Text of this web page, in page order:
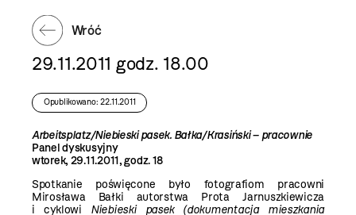
Wróć
29.11.2011 godz. 18.00
Opublikowano: 22.11.2011
Arbeitsplatz/Niebieski pasek. Bałka/Krasiński – pracownie
Panel dyskusyjny
wtorek, 29.11.2011, godz. 18
Spotkanie poświęcone było fotografiom pracowni
Mirosława Bałki autorstwa Prota Jarnuszkiewicza
i cyklowi Niebieski pasek (dokumentacja mieszkania